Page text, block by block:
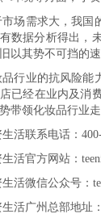
市场需求大，我国
数据分析得出，
以其势不可挡的速
品行业的抗风险能
已经在业内及消
带领化妆品行业走
活联系电话：
活官方网站：
活微信公众号：
生活广州总部地址